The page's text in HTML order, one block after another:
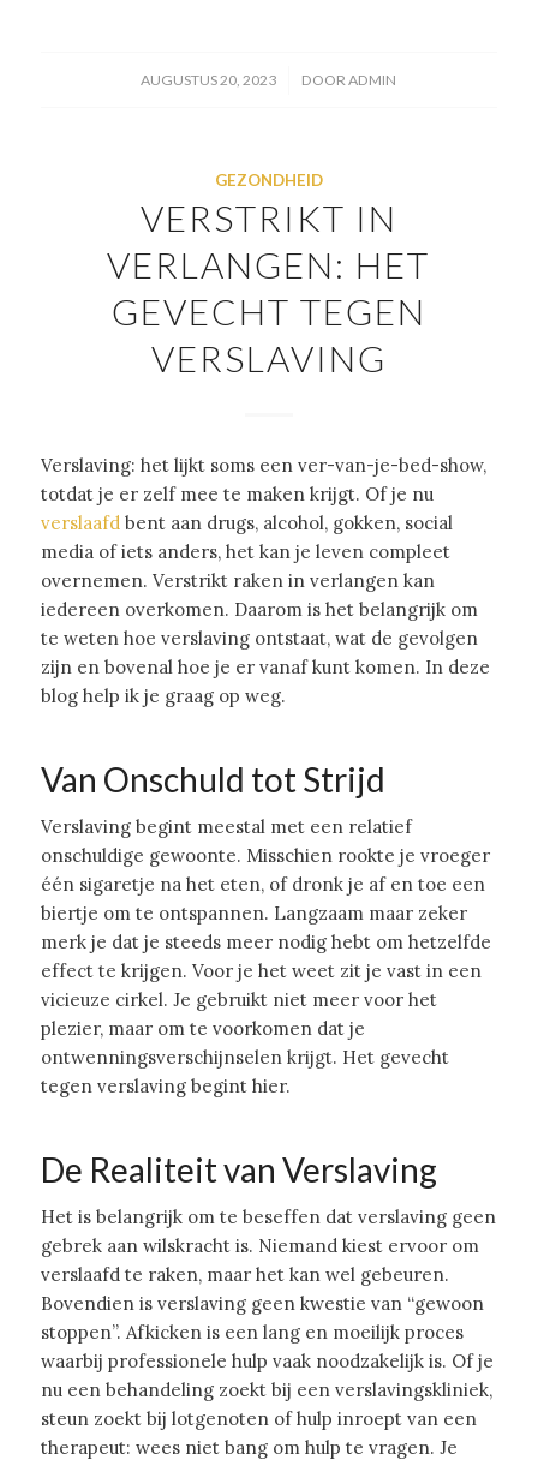
AUGUSTUS 20, 2023
/ DOORADMIN
GEZONDHEID
VERSTRIKT IN
VERLANGEN: HET
GEVECHT TEGEN
VERSLAVING
Verslaving: het lijkt soms een ver-van-je-bed-show,
totdat je er zelf mee te maken krijgt. Of je nu
verslaafd bent aan drugs, alcohol, gokken, social
media of iets anders, het kan je leven compleet
overnemen. Verstrikt raken in verlangen kan
iedereen overkomen. Daarom is het belangrijk om
te weten hoe verslaving ontstaat, wat de gevolgen
zijn en bovenal hoe je er vanaf kunt komen. In deze
blog help ik je graag op weg.
Van Onschuld tot Strijd
Verslaving begint meestal met een relatief
onschuldige gewoonte. Misschien rookte je vroeger
één sigaretje na het eten, of dronk je af en toe een
biertje om te ontspannen. Langzaam maar zeker
merk je dat je steeds meer nodig hebt om hetzelfde
effect te krijgen. Voor je het weet zit je vast in een
vicieuze cirkel. Je gebruikt niet meer voor het
plezier, maar om te voorkomen dat je
ontwenningsverschijnselen krijgt. Het gevecht
tegen verslaving begint hier.
De Realiteit van Verslaving
Het is belangrijk om te beseffen dat verslaving geen
gebrek aan wilskracht is. Niemand kiest ervoor om
verslaafd te raken, maar het kan wel gebeuren.
Bovendien is verslaving geen kwestie van “gewoon
stoppen”. Afkicken is een lang en moeilijk proces
waarbij professionele hulp vaak noodzakelijk is. Of je
nu een behandeling zoekt bij een verslavingskliniek,
steun zoekt bij lotgenoten of hulp inroept van een
therapeut: wees niet bang om hulp te vragen. Je